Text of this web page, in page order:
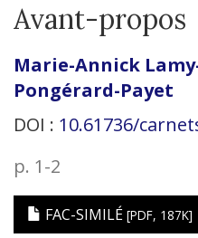
Avant-propos
Marie-Annick
Pongérard-Payet
DOI : 10.61736/
p. 1-2
FAC-SIMILÉ [PDF, 187K]